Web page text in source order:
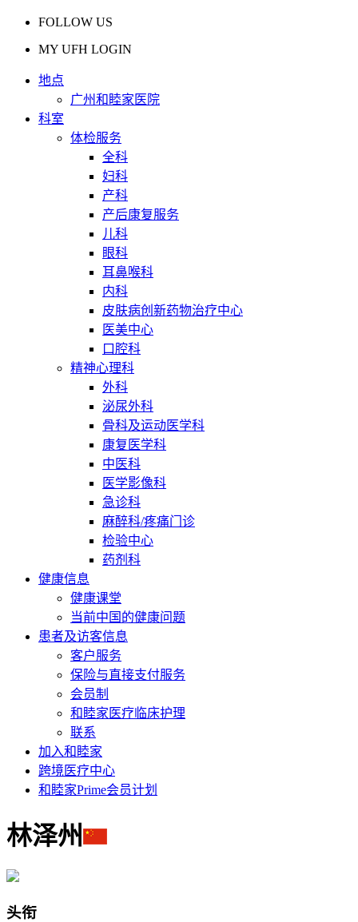
FOLLOW US
MY UFH LOGIN
地点
广州和睦家医院
科室
体检服务
全科
妇科
产科
产后康复服务
儿科
眼科
耳鼻喉科
内科
皮肤病创新药物治疗中心
医美中心
口腔科
精神心理科
外科
泌尿外科
骨科及运动医学科
康复医学科
中医科
医学影像科
急诊科
麻醉科/疼痛门诊
检验中心
药剂科
健康信息
健康课堂
当前中国的健康问题
患者及访客信息
客户服务
保险与直接支付服务
会员制
和睦家医疗临床护理
联系
加入和睦家
跨境医疗中心
和睦家Prime会员计划
林泽州
头衔